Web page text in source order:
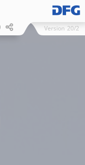
Version 20/2